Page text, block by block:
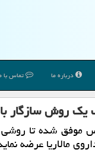
درباره ما تماس با
یك روش
موفق شده تا روشی
مالاریا عرضه